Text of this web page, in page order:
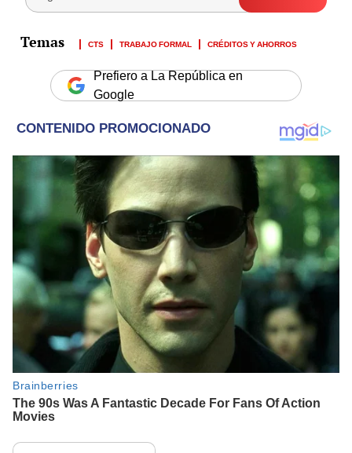
CTS TRABAJO FORMAL CRÉDITOS Y AHORROS
Prefiero a La República en
Google